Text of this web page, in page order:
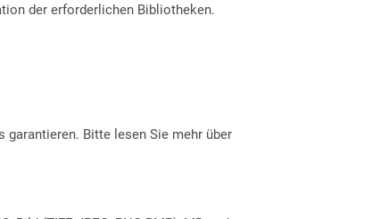
der erforderlichen Bibliotheken.
garantieren. Bitte lesen Sie mehr über